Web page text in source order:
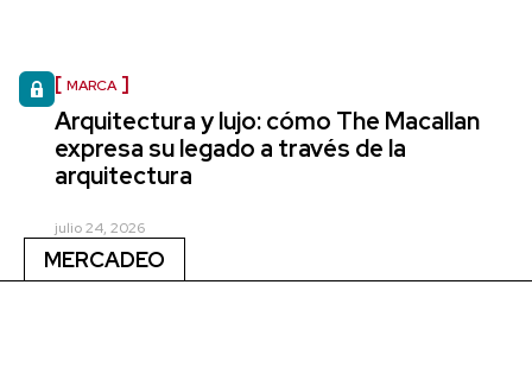
MARCA
Arquitectura y lujo: cómo The Macallan
expresa su legado a través de la
arquitectura
julio 24, 2026
MERCADEO